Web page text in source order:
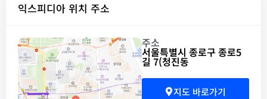
익스피디아 위치 주소
주소
서울특별시 종로구 종로5
길 7(청진동
지도 바로가기